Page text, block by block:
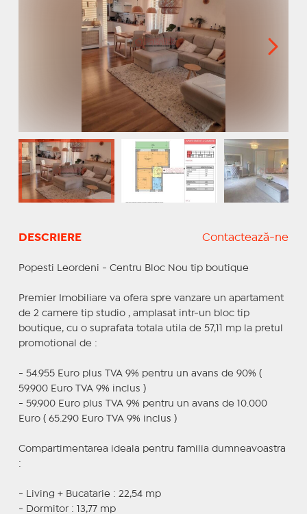
DESCRIERE Contactează-ne
Popesti Leordeni - Centru Bloc Nou tip boutique
Premier Imobiliare va ofera spre vanzare un apartament
de 2 camere tip studio , amplasat intr-un bloc tip
boutique, cu o suprafata totala utila de 57,11 mp la pretul
promotional de :
- 54.955 Euro plus TVA 9% pentru un avans de 90% (
59.900 Euro TVA 9% inclus )
- 59.900 Euro plus TVA 9% pentru un avans de 10.000
Euro ( 65.290 Euro TVA 9% inclus )
Compartimentarea ideala pentru familia dumneavoastra
:
- Living + Bucatarie : 22,54 mp
- Dormitor : 13,77 mp